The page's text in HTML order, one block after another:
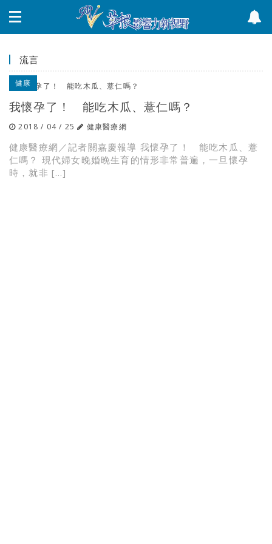
流言
健康
我懷孕了！ 能吃木瓜、薏仁嗎？
2018 / 04 / 25 健康醫療網
健康醫療網／記者關嘉慶報導 我懷孕了！ 能吃木瓜、薏
仁嗎？ 現代婦女晚婚晚生育的情形非常普遍，一旦懷孕
時，就非 […]